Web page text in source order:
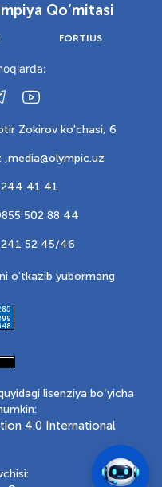
Qo‘mitasi
FORTIUS
Zokirov ko'chasi, 6
,media@olympic.uz
244 41 41
502 88 44
241 52 45/46
o'tkazib yubormang
lisenziya bo‘yicha
4.0 International